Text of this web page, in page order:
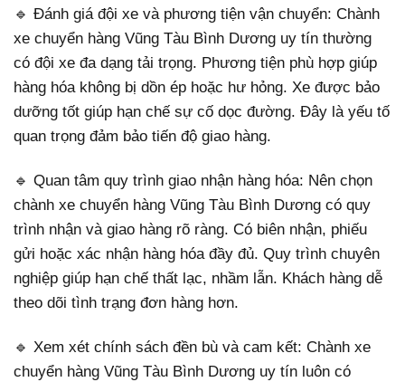
🔹 Đánh giá đội xe và phương tiện vận chuyển: Chành
xe chuyển hàng Vũng Tàu Bình Dương uy tín thường
có đội xe đa dạng tải trọng. Phương tiện phù hợp giúp
hàng hóa không bị dồn ép hoặc hư hỏng. Xe được bảo
dưỡng tốt giúp hạn chế sự cố dọc đường. Đây là yếu tố
quan trọng đảm bảo tiến độ giao hàng.
🔹 Quan tâm quy trình giao nhận hàng hóa: Nên chọn
chành xe chuyển hàng Vũng Tàu Bình Dương có quy
trình nhận và giao hàng rõ ràng. Có biên nhận, phiếu
gửi hoặc xác nhận hàng hóa đầy đủ. Quy trình chuyên
nghiệp giúp hạn chế thất lạc, nhầm lẫn. Khách hàng dễ
theo dõi tình trạng đơn hàng hơn.
🔹 Xem xét chính sách đền bù và cam kết: Chành xe
chuyển hàng Vũng Tàu Bình Dương uy tín luôn có